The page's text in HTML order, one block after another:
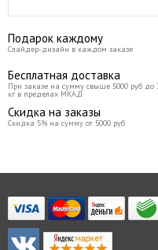
Подарок каждому
Слайдер-дизайн в каждом заказе
Бесплатная доставка
При заказе на сумму свыше 5000 руб до
кг в пределах МКАД
Скидка на заказы
Скидка 5% на сумму от 5000 руб